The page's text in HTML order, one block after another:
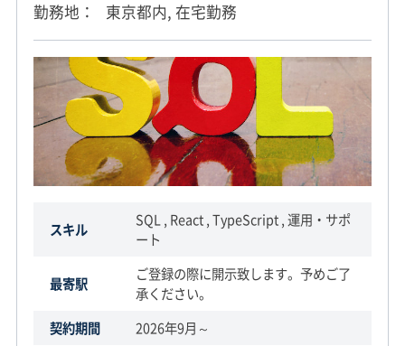
勤務地 東京都内, 在宅勤務
スキル
SQL , React , TypeScript , 運用・サポ
ート
最寄駅
ご登録の際に開示致します。予めご了
承ください。
契約期間
2026年9月～